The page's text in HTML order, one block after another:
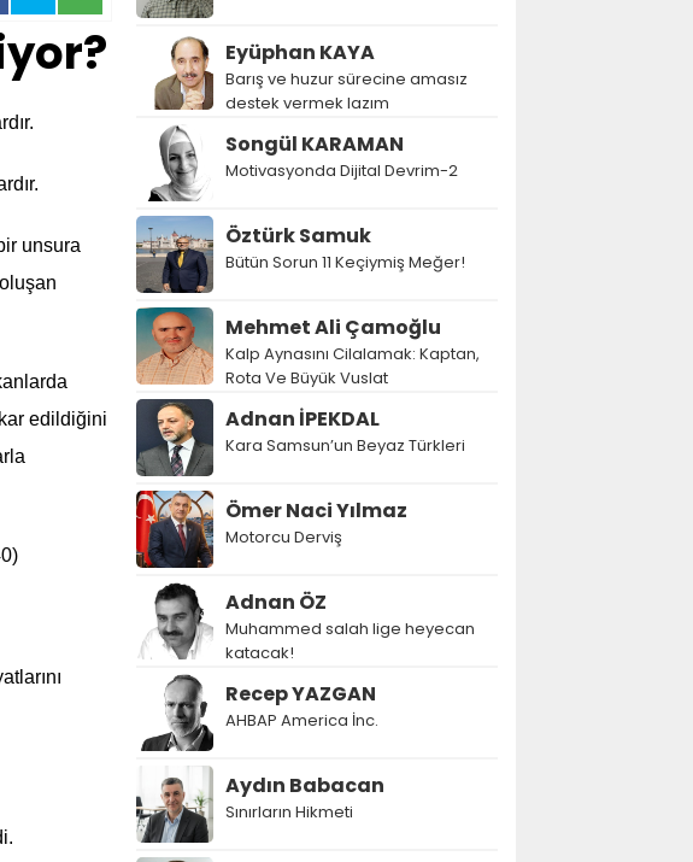
unsura
edildiğini
Eyüphan KAYA
Barış ve huzur sürecine amasız
destek vermek lazım
Songül KARAMAN
Motivasyonda Dijital Devrim-2
Öztürk Samuk
Bütün Sorun 11 Keçiymiş Meğer!
Mehmet Ali Çamoğlu
Kalp Aynasını Cilalamak: Kaptan,
Rota Ve Büyük Vuslat
Adnan İPEKDAL
Kara Samsun’un Beyaz Türkleri
Ömer Naci Yılmaz
Motorcu Derviş
Adnan ÖZ
Muhammed salah lige heyecan
katacak!
Recep YAZGAN
AHBAP America İnc.
Aydın Babacan
Sınırların Hikmeti